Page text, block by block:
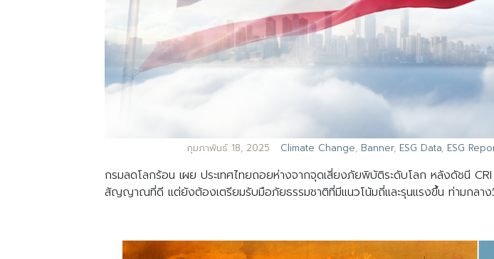
กุมภาพันธ์ 18, 2025 Climate Change, Banner, ESG Data, ESG
กรมลดโลกร้อน เผย ประเทศไทยถอยห่างจากจุดเสี่ยงภัยพิบัติระดับโลก หลังดัชนี
สัญญาณที่ดี แต่ยังต้องเตรียมรับมือภัยธรรมชาติที่มีแนวโน้มถี่และรุนแรงขึ้น ท่ามกลา